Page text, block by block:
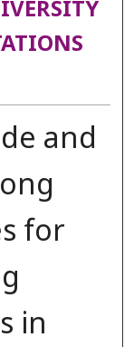
and
for
in